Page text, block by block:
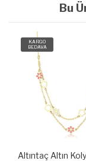
Bu
KARGO
BEDAVA
Altıntaç Altın